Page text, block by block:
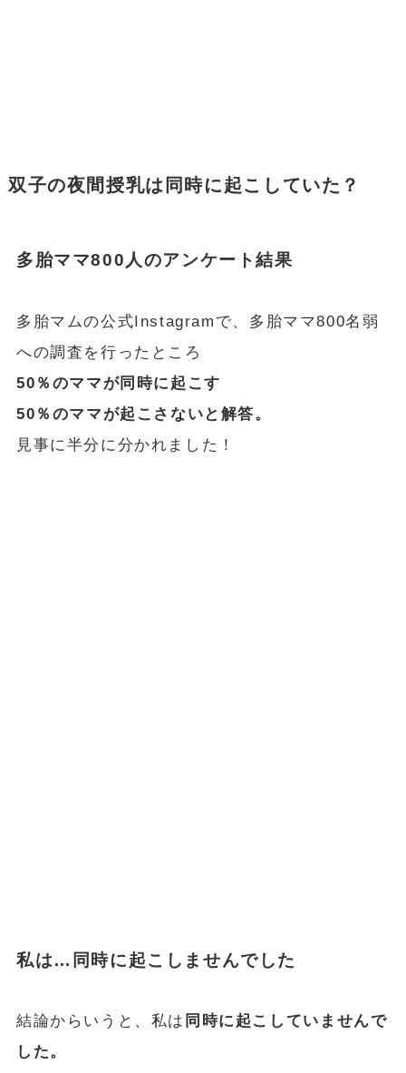
双子の夜間授乳は同時に起こしていた？
多胎ママ800人のアンケート結果
多胎マムの公式Instagramで、多胎ママ800名弱
への調査を行ったところ
50％のママが同時に起こす
50％のママが起こさないと解答。
見事に半分に分かれました！
私は…同時に起こしませんでした
結論からいうと、私は 同時に起こしていませんで
した。